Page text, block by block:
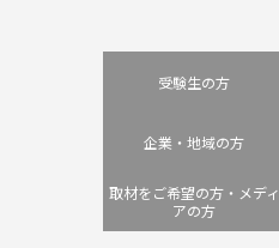
受験生の方
企業・地域の方
取材をご希望の方・メディ
アの方